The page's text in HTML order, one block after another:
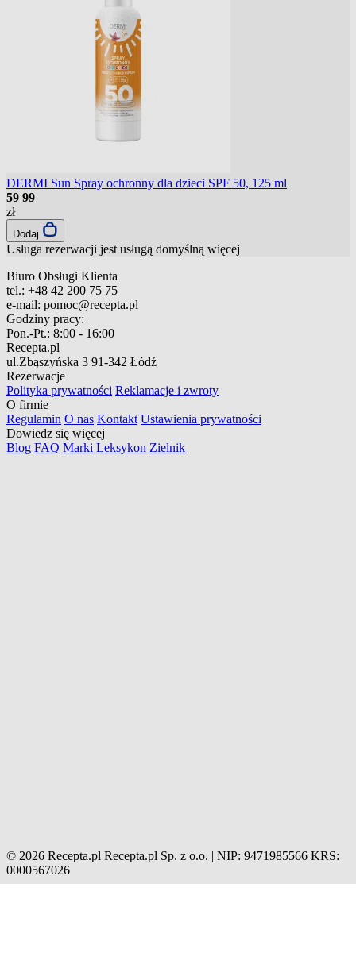
DERMI Sun Spray ochronny dla dzieci SPF 50, 125 ml
59 99
zł
Dodaj
Usługa rezerwacji jest usługą domyślną więcej
Biuro Obsługi Klienta
tel.: +48 42 200 75 75
e-mail: pomoc@recepta.pl
Godziny pracy:
Pon.-Pt.: 8:00 - 16:00
Recepta.pl
ul.Zbąszyńska 3 91-342 Łódź
Rezerwacje
Polityka prywatności Reklamacje i zwroty
O firmie
Regulamin O nas Kontakt Ustawienia prywatności
Dowiedz się więcej
Blog FAQ Marki Leksykon Zielnik
© 2026 Recepta.pl Recepta.pl Sp. z o.o. | NIP: 9471985566 KRS:
0000567026